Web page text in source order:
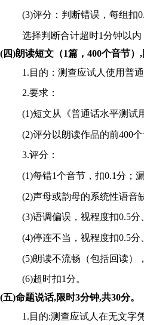
(3)评分：判断错误，每组扣
选择判断合计超时1分钟以
(四)朗读短文（1篇， 400个音节） ,
1.目的：测查应试人使用普
2.要求：
(1)短文从《普通话水平测试
(2)评分以朗读作品的前400
3.评分：
(1)每错1个音节，扣0.1分；
(2)声母或韵母的系统性语音
(3)语调偏误，视程度扣0.5分
(4)停连不当，视程度扣0.5分
(5)朗读不流畅（包括回读）
(6)超时扣1分。
(五)命题说话,限时3分钟,共30分。
1.目的:测查应试人在无文字